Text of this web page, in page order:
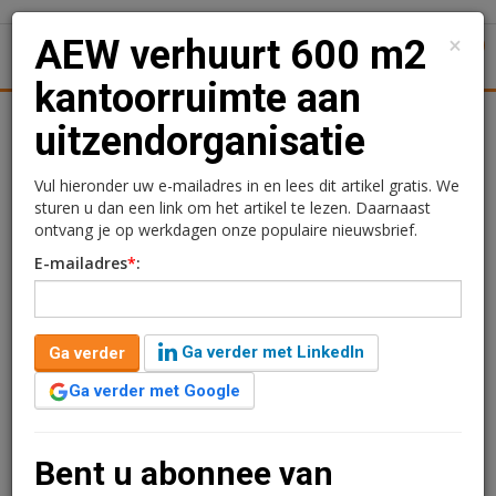
Juridisch | Fiscaal Transacties Werk
AEW verhuurt 600 m2
kantoorruimte aan
uitzendorganisatie
Redactie
18 oktober 2024 om 07:52
1 minuut leestijd
AEW verhuurt 601 m2 kantoorruimte in het
uitzendorganisatie huurt de tiende verdieping inclusief
×
AEW verhuurt 600 m2
kantoorruimte aan
uitzendorganisatie
Vul hieronder uw e-mailadres in en lees dit artikel gratis. We
sturen u dan een link om het artikel te lezen. Daarnaast
ontvang je op werkdagen onze populaire nieuwsbrief.
E-mailadres*:
Ga verder
Ga verder met LinkedIn
Ga verder met Google
Bent u abonnee van